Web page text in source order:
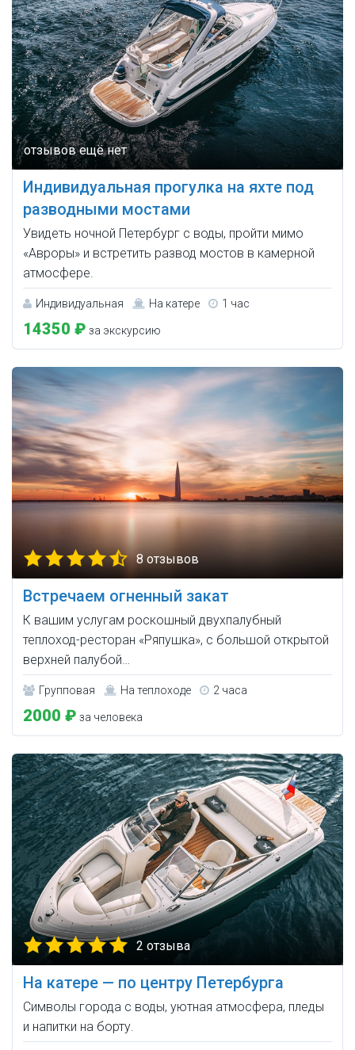
Индивидуальная прогулка на яхте под
разводными мостами
Увидеть ночной Петербург с воды, пройти мимо
«Авроры» и встретить развод мостов в камерной
атмосфере.
Индивидуальная На катере 1 час
14350 ₽ за экскурсию
8 отзывов
Встречаем огненный закат
К вашим услугам роскошный двухпалубный
теплоход-ресторан «Ряпушка», с большой открытой
верхней палубой…
Групповая На теплоходе 2 часа
2000 ₽ за человека
2 отзыва
На катере — по центру Петербурга
Символы города с воды, уютная атмосфера, пледы
и напитки на борту.